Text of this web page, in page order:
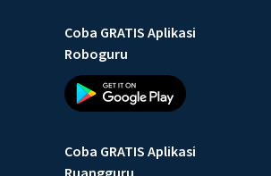
Coba GRATIS Aplikasi
Roboguru
Coba GRATIS Aplikasi